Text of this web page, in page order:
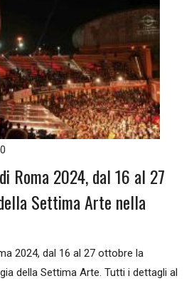
Roma 2024, dal 16 al 27
Settima Arte nella
2024, dal 16 al 27 ottobre la
della Settima Arte. Tutti i dettagli al